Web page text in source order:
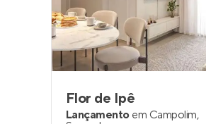
Flor de Ipê
Lançamento em Campolim,